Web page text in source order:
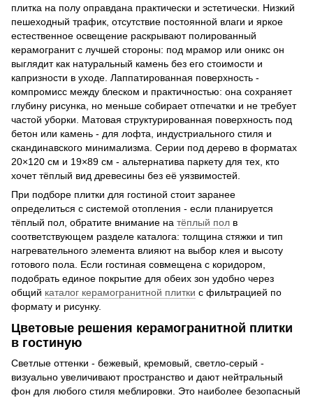
плитка на полу оправдана практически и эстетически. Низкий
пешеходный трафик, отсутствие постоянной влаги и яркое
естественное освещение раскрывают полированный
керамогранит с лучшей стороны: под мрамор или оникс он
выглядит как натуральный камень без его стоимости и
капризности в уходе. Лаппатированная поверхность -
компромисс между блеском и практичностью: она сохраняет
глубину рисунка, но меньше собирает отпечатки и не требует
частой уборки. Матовая структурированная поверхность под
бетон или камень - для лофта, индустриального стиля и
скандинавского минимализма. Серии под дерево в форматах
20×120 см и 19×89 см - альтернатива паркету для тех, кто
хочет тёплый вид древесины без её уязвимостей.
При подборе плитки для гостиной стоит заранее
определиться с системой отопления - если планируется
тёплый пол, обратите внимание на тёплый пол в
соответствующем разделе каталога: толщина стяжки и тип
нагревательного элемента влияют на выбор клея и высоту
готового пола. Если гостиная совмещена с коридором,
подобрать единое покрытие для обеих зон удобно через
общий каталог керамогранитной плитки с фильтрацией по
формату и рисунку.
Цветовые решения керамогранитной плитки
в гостиную
Светлые оттенки - бежевый, кремовый, светло-серый -
визуально увеличивают пространство и дают нейтральный
фон для любого стиля меблировки. Это наиболее безопасный